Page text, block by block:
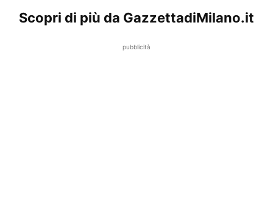
Scopri di più da GazzettadiMilano.it
pubblicità